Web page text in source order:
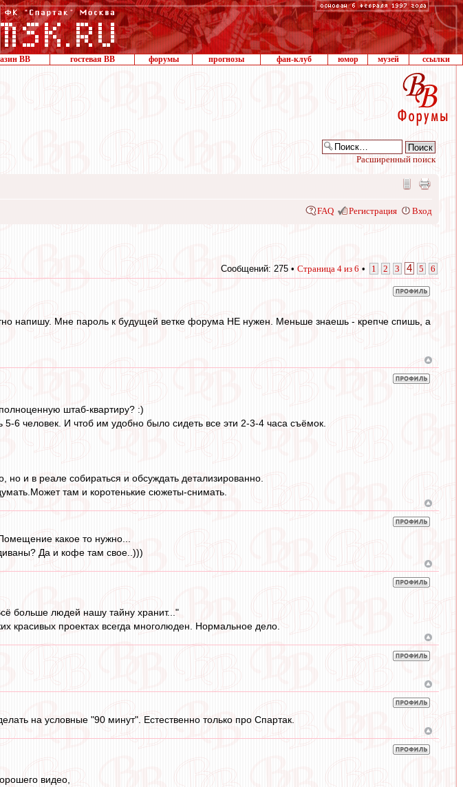
ВВ гостевая ВВ форумы прогнозы фан-клуб юмор музей ссылки
Расширенный поиск
FAQ Регистрация Вход
Сообщений: 275 • Страница 4 из 6 • 1 2 3 4 5 6
напишу. Мне пароль к будущей ветке форума НЕ нужен. Меньше знаешь - крепче спишь, а
штаб-квартиру? :)
6 человек. И чтоб им удобно было сидеть все эти 2-3-4 часа съёмок.
но и в реале собираться и обсуждать детализированно.
там и коротенькие сюжеты-снимать.
какое то нужно...
Да и кофе там свое..)))
больше людей нашу тайну хранит..."
красивых проектах всегда многолюден. Нормальное дело.
на условные "90 минут". Естественно только про Спартак.
видео,